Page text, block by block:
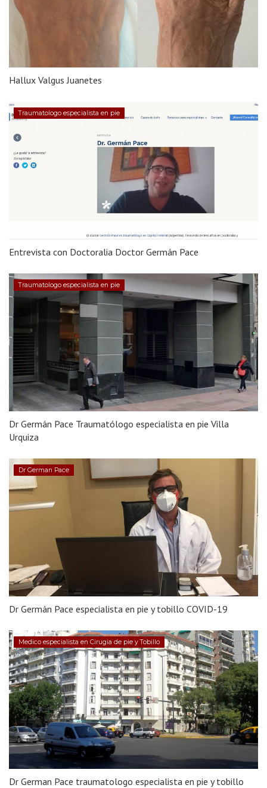
Hallux Valgus Juanetes
Traumatologo especialista en pie
Entrevista con Doctoralia Doctor Germán Pace
Traumatologo especialista en pie
Dr Germán Pace Traumatólogo especialista en pie Villa
Urquiza
Dr German Pace
Dr Germán Pace especialista en pie y tobillo COVID-19
Medico especialista en Cirugia de pie y Tobillo
Dr German Pace traumatologo especialista en pie y tobillo